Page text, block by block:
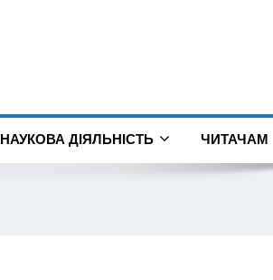
НАУКОВА ДІЯЛЬНІСТЬ ЧИТАЧАМ